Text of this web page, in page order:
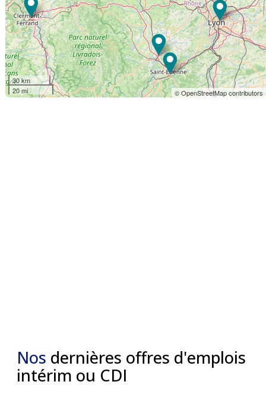
30 km
20 mi
© OpenStreetMap contributors
Nos dernières offres d'emplois
intérim ou CDI